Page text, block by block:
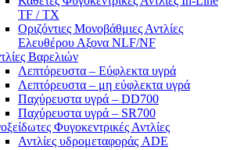
TF / TX
Oριζόντιες Μονοβάθμιες Αντλίες
Ελευθέρου Αξονα NLF/NF
Βαρελιών
Λεπτόρευστα – Εύφλεκτα υγρά
Λεπτόρευστα – μη εύφλεκτα υγρά
Παχύρευστα υγρά – DD700
Παχύρευστα υγρά – SR700
Φυγοκεντρικές Αντλίες
Αντλίες υδρομεταφοράς ADE